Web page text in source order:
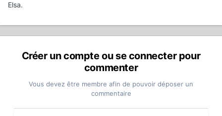
Elsa.
Créer un compte ou se connecter pour
commenter
Vous devez être membre afin de pouvoir déposer un
commentaire